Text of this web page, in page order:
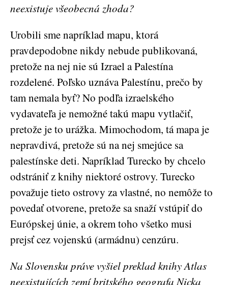
neexistuje všeobecná zhoda?
Urobili sme napríklad mapu, ktorá
pravdepodobne nikdy nebude publikovaná,
pretože na nej nie sú Izrael a Palestína
rozdelené. Poľsko uznáva Palestínu, prečo by
tam nemala byť? No podľa izraelského
vydavateľa je nemožné takú mapu vytlačiť,
pretože je to urážka. Mimochodom, tá mapa je
nepravdivá, pretože sú na nej smejúce sa
palestínske deti. Napríklad Turecko by chcelo
odstrániť z knihy niektoré ostrovy. Turecko
považuje tieto ostrovy za vlastné, no nemôže to
povedať otvorene, pretože sa snaží vstúpiť do
Európskej únie, a okrem toho všetko musi
prejsť cez vojenskú (armádnu) cenzúru.
Na Slovensku práve vyšiel preklad knihy Atlas
neexistujících zemí britského geografa Nicka